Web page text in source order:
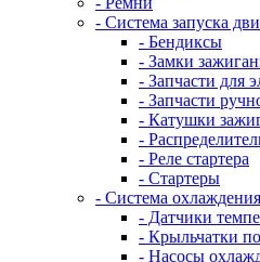
- Система запуска
- Бендиксы
- Замки
- Запчасти для
- Запчасти
- Катушки
-
- Реле стартера
- Стартеры
- Система охлаждения
- Датчики
- Крыльчатки
- Насосы